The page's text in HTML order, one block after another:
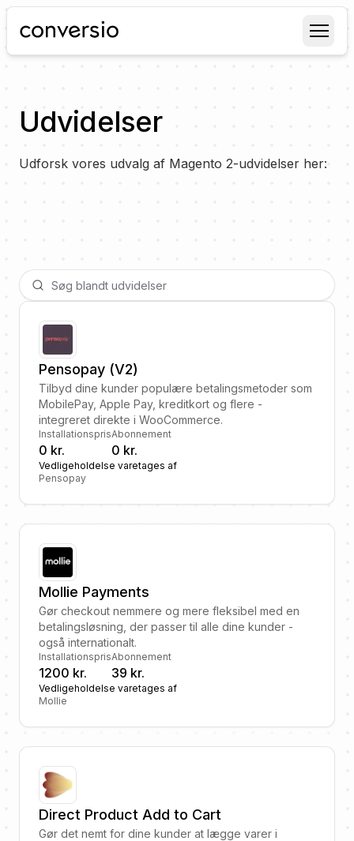
Conversio
Udvidelser
Udforsk vores udvalg af Magento 2-udvidelser her:
Pensopay (V2)
Tilbyd dine kunder populære betalingsmetoder som
MobilePay, Apple Pay, kreditkort og flere -
integreret direkte i WooCommerce.
Installationspris
0 kr.
Abonnement
0 kr.
Vedligeholdelse varetages af
Pensopay
Mollie Payments
Gør checkout nemmere og mere fleksibel med en
betalingsløsning, der passer til alle dine kunder -
også internationalt.
Installationspris
1200 kr.
Abonnement
39 kr.
Vedligeholdelse varetages af
Mollie
Direct Product Add to Cart
Gør det nemt for dine kunder at lægge varer i